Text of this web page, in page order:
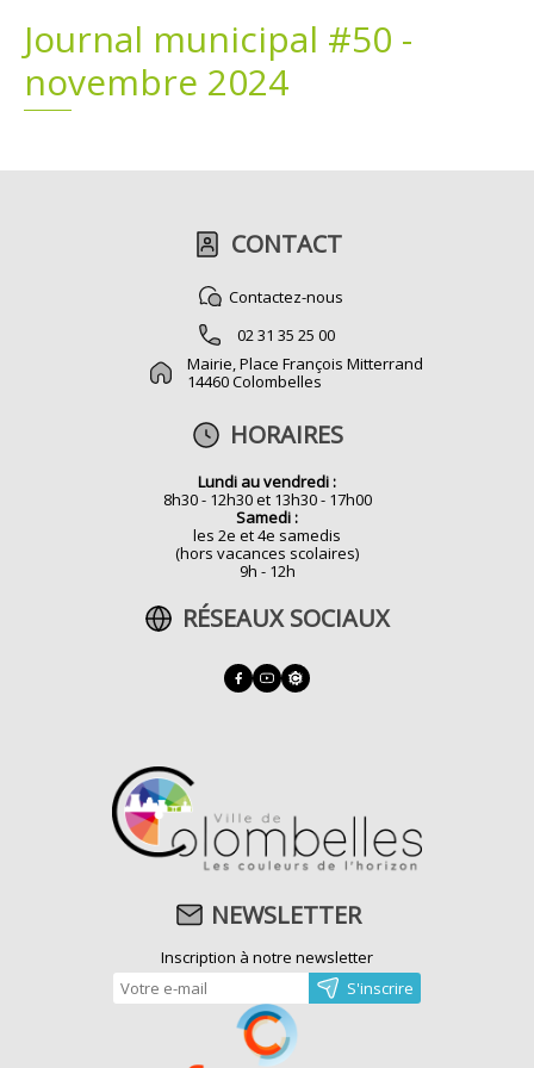
Journal municipal #50 -
novembre 2024
CONTACT
Contactez-nous
02 31 35 25 00
Mairie, Place François Mitterrand
14460 Colombelles
HORAIRES
Lundi au vendredi :
8h30 - 12h30 et 13h30 - 17h00
Samedi :
les 2e et 4e samedis
(hors vacances scolaires)
9h - 12h
RÉSEAUX SOCIAUX
NEWSLETTER
Inscription à notre newsletter
Plans
Demandes légales
Grands projets